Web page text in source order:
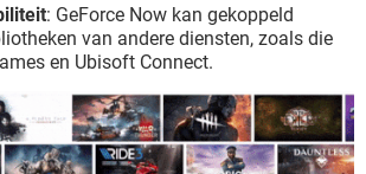
: GeForce Now kan gekoppeld
van andere diensten, zoals die
en Ubisoft Connect.